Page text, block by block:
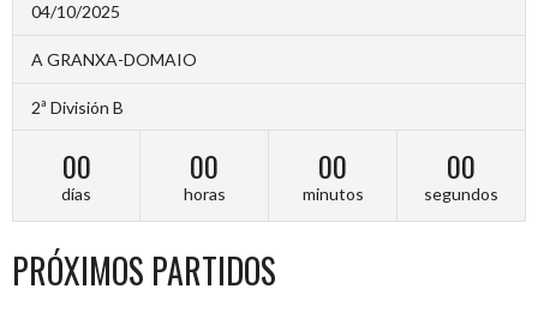
04/10/2025
A GRANXA-DOMAIO
2ª División B
00
días
00
horas
00
minutos
00
segundos
PRÓXIMOS PARTIDOS